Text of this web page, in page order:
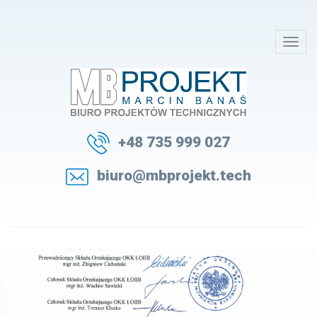
+48 735 999 027
biuro@mbprojekt.tech